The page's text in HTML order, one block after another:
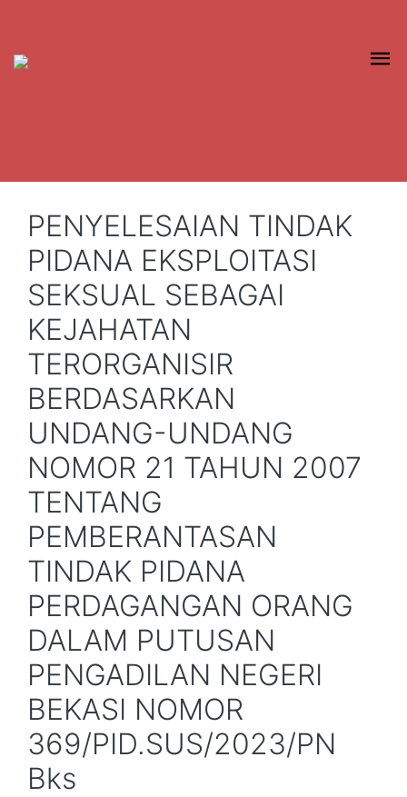
PENYELESAIAN TINDAK
PIDANA EKSPLOITASI
SEKSUAL SEBAGAI
KEJAHATAN
TERORGANISIR
BERDASARKAN
UNDANG-UNDANG
NOMOR 21 TAHUN 2007
TENTANG
PEMBERANTASAN
TINDAK PIDANA
PERDAGANGAN ORANG
DALAM PUTUSAN
PENGADILAN NEGERI
BEKASI NOMOR
369/PID.SUS/2023/PN
Bks